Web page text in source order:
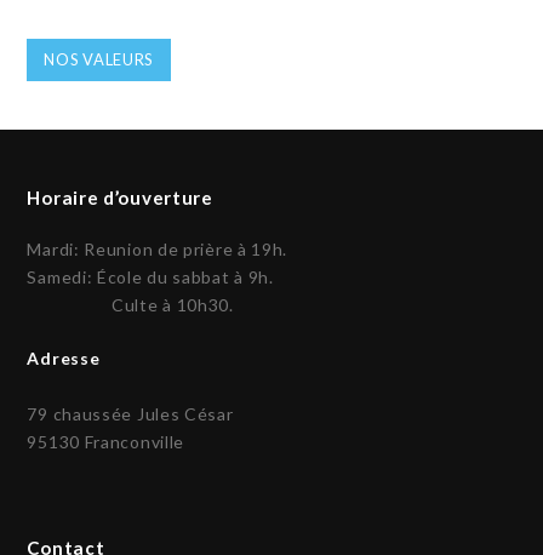
NOS VALEURS
Horaire d’ouverture
Mardi: Reunion de prière à 19h.
Samedi: École du sabbat à 9h.
Culte à 10h30.
Adresse
79 chaussée Jules César
95130 Franconville
Contact